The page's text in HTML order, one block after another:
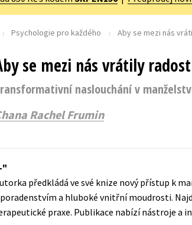
Cestování
Dárkové publikace
Digitální fotografie
Esoterika a duchovní svět
Historie a military
Kalendáře
Kariéra a osobní rozvoj
New
Psychologie pro každého Aby se mezi nás
se mezi nás vrátily
naslouchání v
Rachel Frumin
-
předkládá ve své knize nový přístup k
a hluboké vnitřní moudrosti.
praxe. Publikace nabízí nástroje a